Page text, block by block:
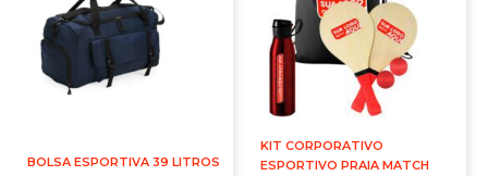
BOLSA ESPORTIVA 39 LITROS
KIT CORPORATIVO
ESPORTIVO PRAIA MATCH